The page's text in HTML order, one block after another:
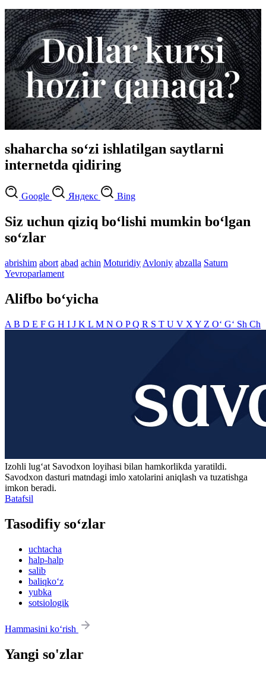
shaharcha so‘zi ishlatilgan saytlarni
internetda qidiring
Google Яндекс Bing
Siz uchun qiziq bo‘lishi mumkin bo‘lgan
so‘zlar
abrishim abort abad achin Moturidiy Avloniy abzalla Saturn
Yevroparlament
Alifbo bo‘yicha
A B D E F G H I J K L M N O PQ R S T U V X Y Z O‘ G‘ Sh Ch
Izohli lugʻat Savodxon loyihasi bilan hamkorlikda yaratildi.
Savodxon dasturi matndagi imlo xatolarini aniqlash va tuzatishga
imkon beradi.
Batafsil
Tasodifiy so‘zlar
uchtacha
halp-halp
salib
baliqko‘z
yubka
sotsiologik
Hammasini ko‘rish
Yangi so'zlar